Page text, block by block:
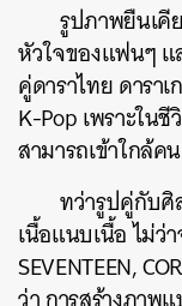
รูปภาพยืนเคี
หัวใจของแฟนๆ แ
คู่ดาราไทย ดารา
K-Pop เพราะใน
สามารถเข้าใกล้ค
ทว่ารูปคู่กับศิ
เนื้อแนบเนื้อ ไม่ว่
SEVENTEEN,